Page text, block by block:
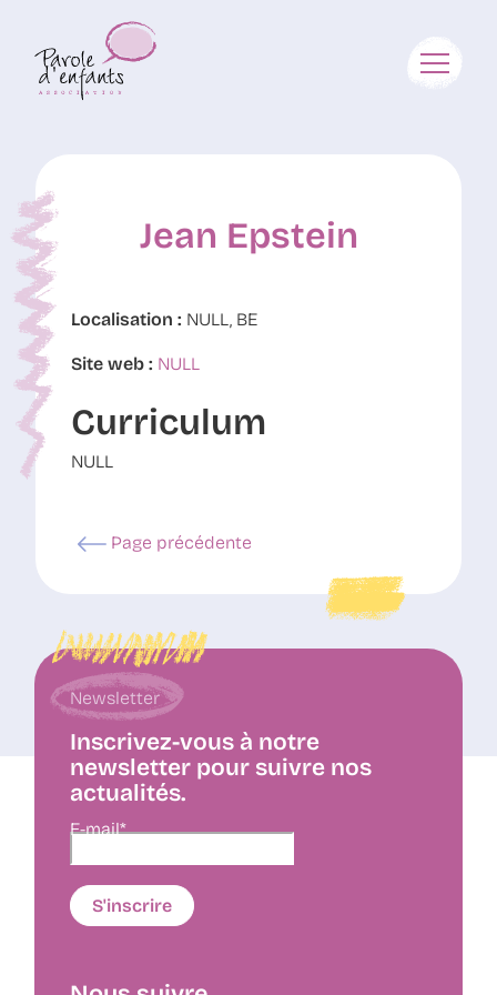
Jean Epstein
Localisation : NULL, BE
Site web : NULL
Curriculum
NULL
Page précédente
Newsletter
Inscrivez-vous à notre
newsletter pour suivre nos
actualités.
E-mail*